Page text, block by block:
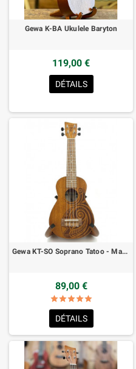
Gewa K-BA Ukulele Baryton
119,00 €
DÉTAILS
Gewa KT-SO Soprano Tatoo - Maori
89,00 €
star_borderstar_borderstar_borderstar_borderstar_border
starstarstarstarstar
DÉTAILS